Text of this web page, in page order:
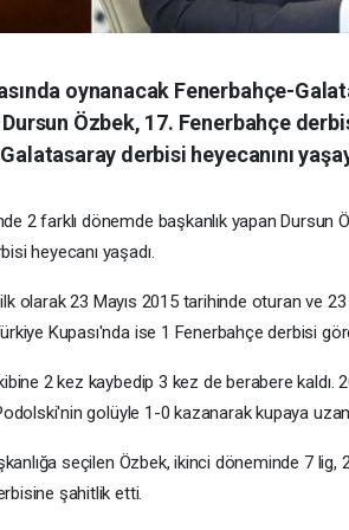
oynanacak Fenerbahçe-
Dursun Özbek, 17. Fenerbahçe
derbisi heyecanını
2 farklı dönemde başkanlık yapan Dursun
heyecanı yaşadı.
ilk olarak 23 Mayıs 2015 tarihinde oturan ve
Kupası'nda ise 1 Fenerbahçe derbisi
2 kez kaybedip 3 kez de berabere kaldı.
golüyle 1-0 kazanarak kupaya
seçilen Özbek, ikinci döneminde 7 lig,
şahitlik etti.